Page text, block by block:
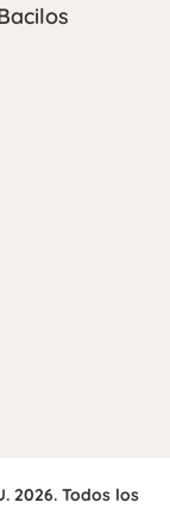
2026. Todos los